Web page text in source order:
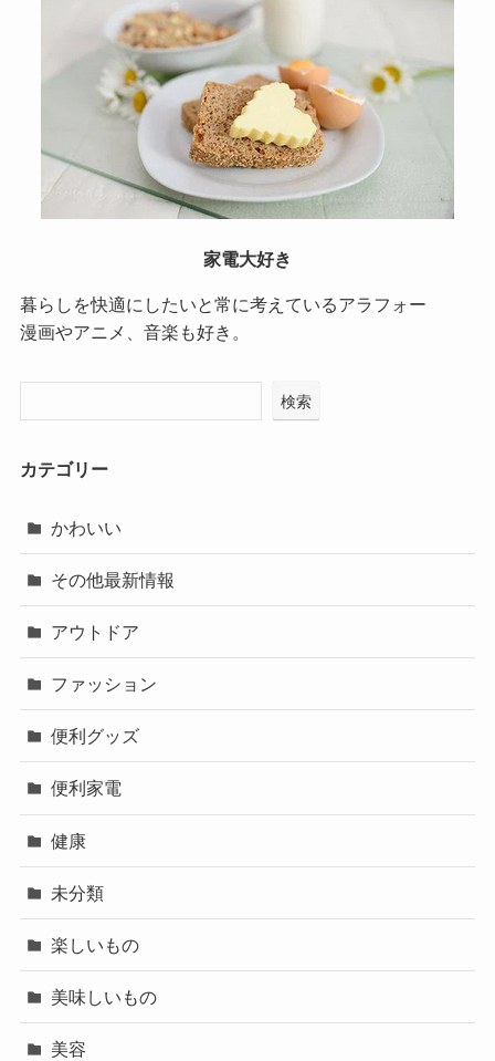
家電大好き
暮らしを快適にしたいと常に考えているアラフォー
漫画やアニメ、音楽も好き。
検索
カテゴリー
かわいい
その他最新情報
アウトドア
ファッション
便利グッズ
便利家電
健康
未分類
楽しいもの
美味しいもの
美容